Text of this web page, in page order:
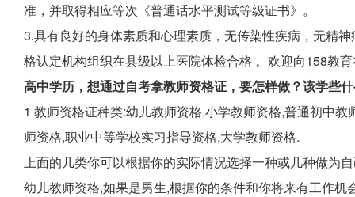
准，并取得相应等次《普通话水平测试等级证书》。
3.具有良好的身体素质和心理素质，无传染性疾病，无精
格认定机构组织在县级以上医院体检合格 。欢迎向158教
高中学历，想通过自考拿教师资格证，要怎样做？该学些
1 教师资格证种类:幼儿教师资格,小学教师资格,普通初中
师资格,职业中等学校实习指导资格,大学教师资格.
上面的几类你可以根据你的实际情况选择一种或几种做为
幼儿教师资格,如果是男生,根据你的条件和你将来有工作